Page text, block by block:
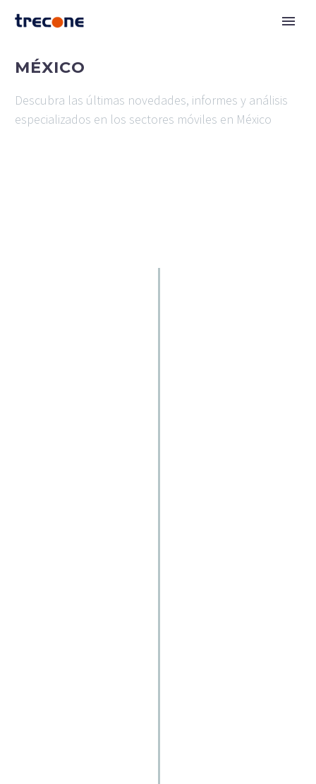
MÉXICO
Descubra las últimas novedades, informes y análisis
especializados en los sectores móviles en México